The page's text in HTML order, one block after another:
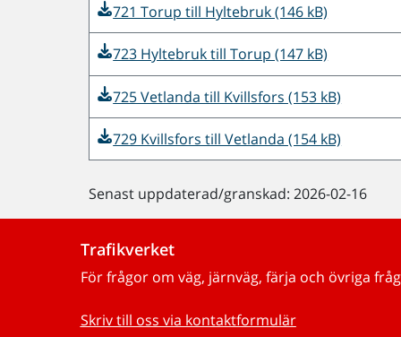
721 Torup till Hyltebruk (146 kB)
723 Hyltebruk till Torup (147 kB)
725 Vetlanda till Kvillsfors (153 kB)
729 Kvillsfors till Vetlanda (154 kB)
Senast uppdaterad/granskad: 2026-02-16
Trafikverket
För frågor om väg, järnväg, färja och övriga
Skriv till oss via kontaktformulär